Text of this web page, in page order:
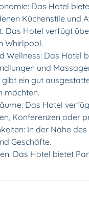
Das Hotel
Küchenstile und
Das Hotel verfügt
Whirlpool.
Wellness: Das Hotel
und
gibt ein gut
möchten.
Das Hotel
Konferenzen oder
In der Nähe
Geschäfte.
Das Hotel bietet